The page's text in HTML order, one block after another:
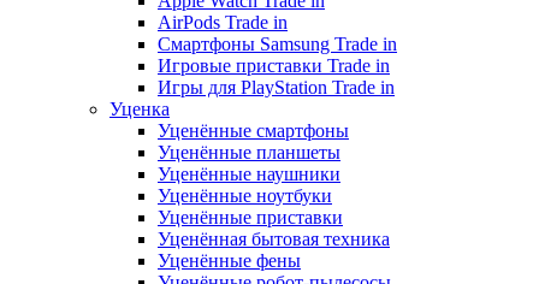
AirPods Trade in
Смартфоны Samsung Trade in
Игровые приставки Trade in
Игры для PlayStation Trade in
Уценка
Уценённые смартфоны
Уценённые планшеты
Уценённые наушники
Уценённые ноутбуки
Уценённые приставки
Уценённая бытовая техника
Уценённые фены